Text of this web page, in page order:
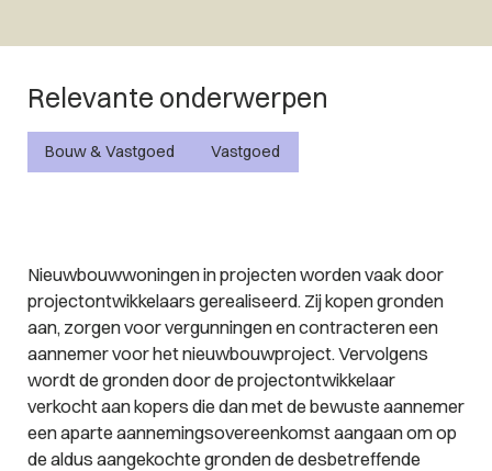
Relevante onderwerpen
Bouw & Vastgoed Vastgoed
Nieuwbouwwoningen in projecten worden vaak door
projectontwikkelaars gerealiseerd. Zij kopen gronden
aan, zorgen voor vergunningen en contracteren een
aannemer voor het nieuwbouwproject. Vervolgens
wordt de gronden door de projectontwikkelaar
verkocht aan kopers die dan met de bewuste aannemer
een aparte aannemingsovereenkomst aangaan om op
de aldus aangekochte gronden de desbetreffende